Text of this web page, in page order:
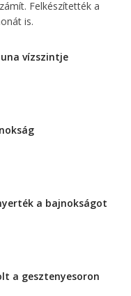
Felkészítették a
is.
vízszintje
a bajnokságot
a gesztenyesoron